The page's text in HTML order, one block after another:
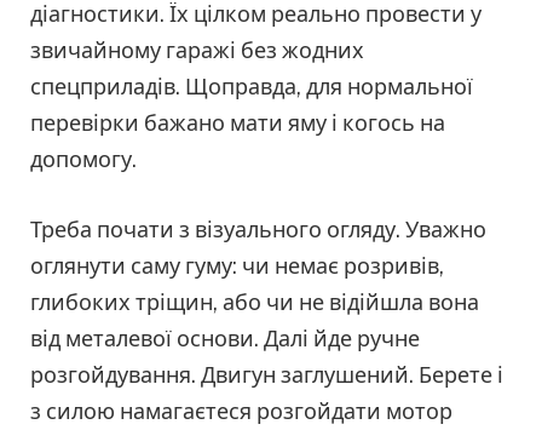
діагностики. Їх цілком реально провести у
звичайному гаражі без жодних
спецприладів. Щоправда, для нормальної
перевірки бажано мати яму і когось на
допомогу.
Треба почати з візуального огляду. Уважно
оглянути саму гуму: чи немає розривів,
глибоких тріщин, або чи не відійшла вона
від металевої основи. Далі йде ручне
розгойдування. Двигун заглушений. Берете і
з силою намагаєтеся розгойдати мотор